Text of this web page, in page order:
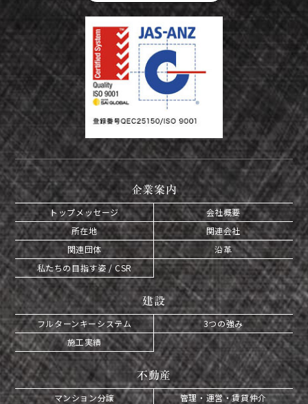
企業案内
トップメッセージ
会社概要
所在地
関連会社
関連団体
沿革
私たちの目指す姿 / CSR
建設
フルターンキーシステム
3つの強み
施工実績
不動産
マンション分譲
管理・運営・賃貸仲介